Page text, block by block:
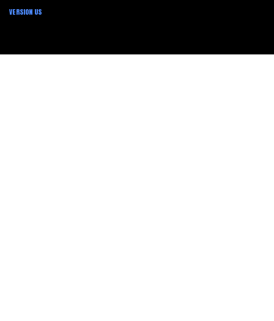
VERSION US